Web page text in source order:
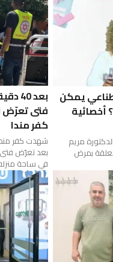
يمكن
أخصائية
مريم
بمرض
بعد
فتى تعرّض
كفر مندا
شهدت كفر
في ساحة